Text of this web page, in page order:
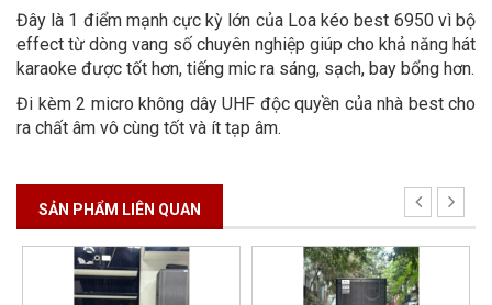
Đây là 1 điểm mạnh cực kỳ lớn của Loa kéo best 6950 vì bộ
effect từ dòng vang số chuyên nghiệp giúp cho khả năng hát
karaoke được tốt hơn, tiếng mic ra sáng, sạch, bay bổng hơn.
Đi kèm 2 micro không dây UHF độc quyền của nhà best cho
ra chất âm vô cùng tốt và ít tạp âm.
SẢN PHẨM LIÊN QUAN